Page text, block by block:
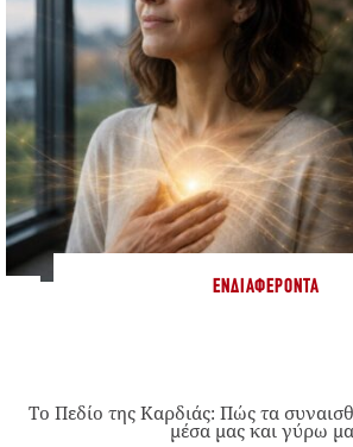
ΕΝΔΙΑΦΈΡΟΝΤΑ
Το Πεδίο της Καρδιάς: Πώς τα
μέσα μας και γύρω